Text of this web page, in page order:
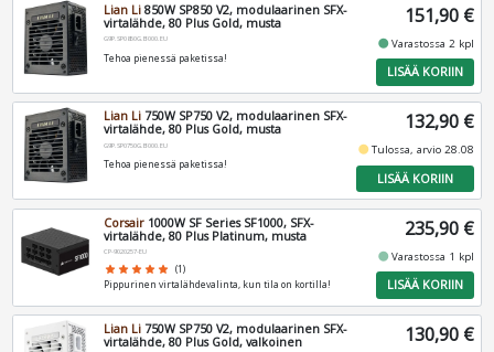
Lian Li 850W SP850 V2, modulaarinen SFX-
virtalähde, 80 Plus Gold, musta
G9P.SP0850G.B000.EU
Tehoa pienessä paketissa!
151,90 €
fiber_manual_recordVarastossa 2 kpl
LISÄÄ KORIIN
Lian Li 750W SP750 V2, modulaarinen SFX-
virtalähde, 80 Plus Gold, musta
G9P.SP0750G.B000.EU
Tehoa pienessä paketissa!
132,90 €
fiber_manual_recordTulossa, arvio 28.08
LISÄÄ KORIIN
Corsair 1000W SF Series SF1000, SFX-
virtalähde, 80 Plus Platinum, musta
CP-9020257-EU
star star star star star (1)
Pippurinen virtalähdevalinta, kun tila on kortilla!
235,90 €
fiber_manual_recordVarastossa 1 kpl
LISÄÄ KORIIN
Lian Li 750W SP750 V2, modulaarinen SFX-
virtalähde, 80 Plus Gold, valkoinen
130,90 €